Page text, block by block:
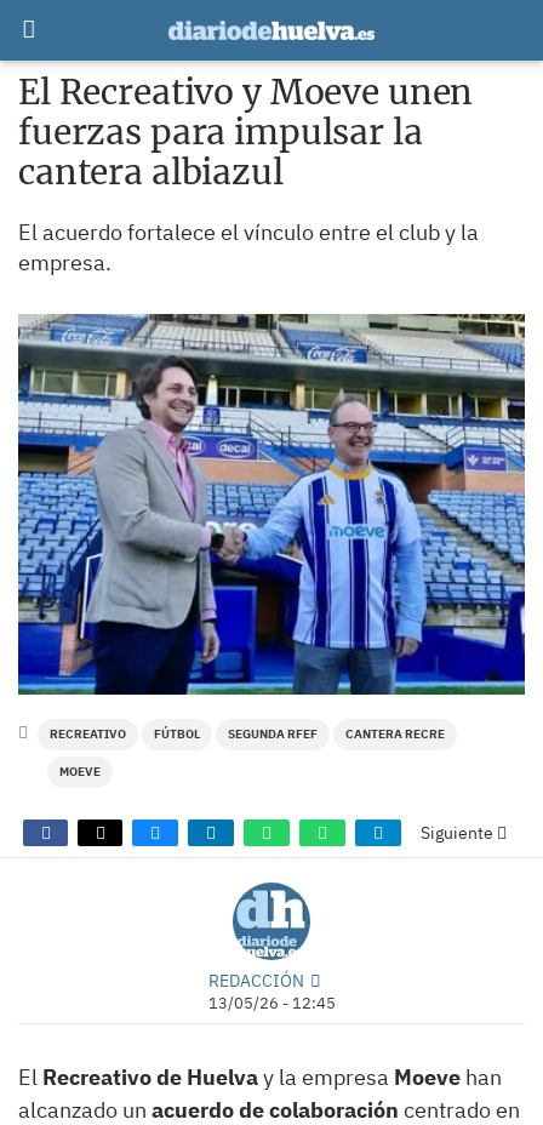
El Recreativo y Moeve unen
fuerzas para impulsar la
cantera albiazul
El acuerdo fortalece el vínculo entre el club y la
empresa.
RECREATIVO FÚTBOL SEGUNDA RFEF CANTERA RECRE
MOEVE
Siguiente
REDACCIÓN
13/05/26 - 12:45
El Recreativo de Huelvay la empresa Moeve han
alcanzado un acuerdo de colaboración centrado en